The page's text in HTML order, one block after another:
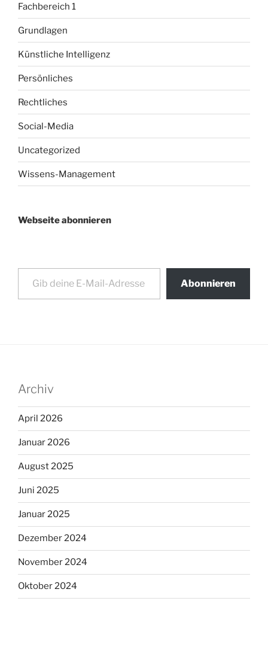
Fachbereich 1
Grundlagen
Künstliche Intelligenz
Persönliches
Rechtliches
Social-Media
Uncategorized
Wissens-Management
Webseite abonnieren
Gib deine E-Mail-Adresse ein ...
Abonnieren
Archiv
April 2026
Januar 2026
August 2025
Juni 2025
Januar 2025
Dezember 2024
November 2024
Oktober 2024